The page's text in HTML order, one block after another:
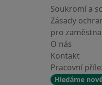
Soukromí a
Zásady
pro
O nás
Kontakt
Pracovní
Hledáme